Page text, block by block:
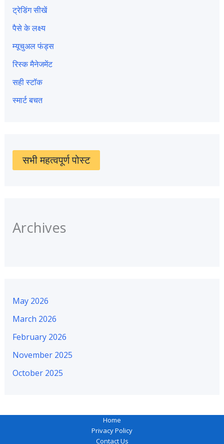
ट्रेडिंग सीखें
पैसे के लक्ष्य
म्यूचुअल फंड्स
रिस्क मैनेजमेंट
सही स्टॉक
स्मार्ट बचत
सभी महत्वपूर्ण पोस्ट
Archives
May 2026
March 2026
February 2026
November 2025
October 2025
Home
Privacy Policy
Contact Us